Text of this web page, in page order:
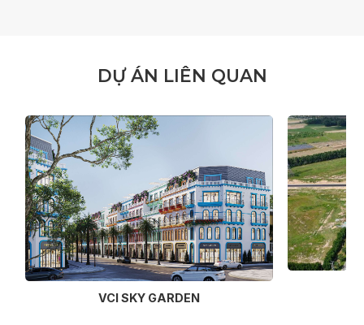
DỰ ÁN LIÊN QUAN
VCI SKY GARDEN